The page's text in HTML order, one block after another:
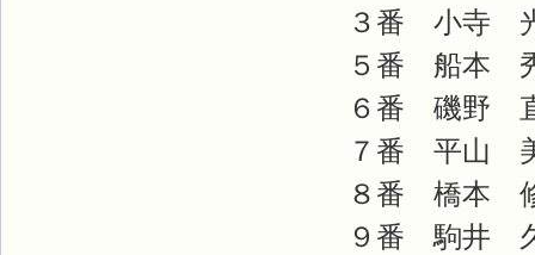
３番 小寺
５番 船本
６番 磯野
７番 平山
８番 橋本
９番 駒井